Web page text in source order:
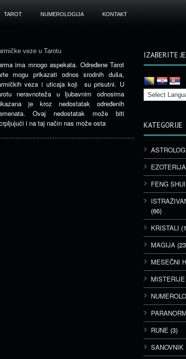
TAROT NUMEROLOGIJA KONTAKT
veze u Tarotu
ima mnogo aspekata. Određene Tarot
mogu prikazati odnos srodnih duša,
veza i uticaja koji su prisutni. U
neravnoteža u ljubavnim odnosima
je kroz nedostatak određenih
Ovaj nedostatak može biti
i na taj način nas može osta
IZABERITE
KATEGORIJE
EZOTERIJA
FENG SHUI
(66)
KRISTALI
MAGIJA
MESEČNI
MISTERIJE
RUNE (3)
SANOVNIK